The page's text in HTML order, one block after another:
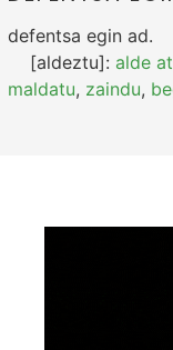
defentsa egin ad.
[aldeztu]: alde
maldatu, zaindu,